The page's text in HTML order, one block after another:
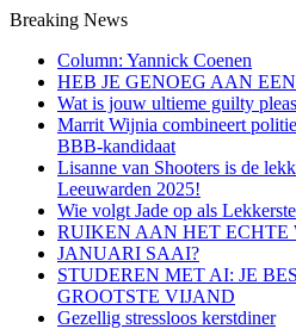
Breaking News
Column: Yannick Coenen
HEB JE GENOEG AAN
Wat is jouw ultieme guilty
Marrit Wijnia combineert
BBB‑kandidaat
Lisanne van Shooters is de
Leeuwarden 2025!
Wie volgt Jade op als
RUIKEN AAN HET ECHTE
JANUARI SAAI?
STUDEREN MET AI: JE
GROOTSTE VIJAND
Gezellig stressloos kerstdiner